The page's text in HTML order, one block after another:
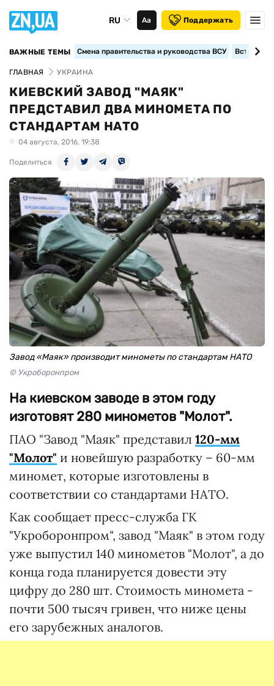
RU Аа Поддержать
ВАЖНЫЕ ТЕМЫ Смена правительства и руководства ВСУ
ГЛАВНАЯ УКРАИНА
КИЕВСКИЙ ЗАВОД "МАЯК"
ПРЕДСТАВИЛ ДВА МИНОМЕТА ПО
СТАНДАРТАМ НАТО
04 августа, 2016, 19:38
Поделиться
Завод «Маяк» производит минометы по стандартам НАТО
© Укроборонпром
На киевском заводе в этом году
изготовят 280 минометов "Молот".
ПАО "Завод "Маяк" представил 120-мм
"Молот" и новейшую разработку – 60-мм
миномет, которые изготовлены в
соответствии со стандартами НАТО.
Как сообщает пресс-служба ГК
"Укроборонпром", завод "Маяк" в этом году
уже выпустил 140 минометов "Молот", а до
конца года планируется довести эту
цифру до 280 шт. Стоимость миномета -
почти 500 тысяч гривен, что ниже цены
его зарубежных аналогов.